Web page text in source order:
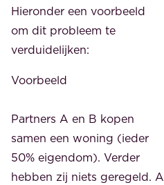
Hieronder een voorbeeld
om dit probleem te
verduidelijken:
Voorbeeld
Partners A en B kopen
samen een woning (ieder
50% eigendom). Verder
hebben zij niets geregeld. A